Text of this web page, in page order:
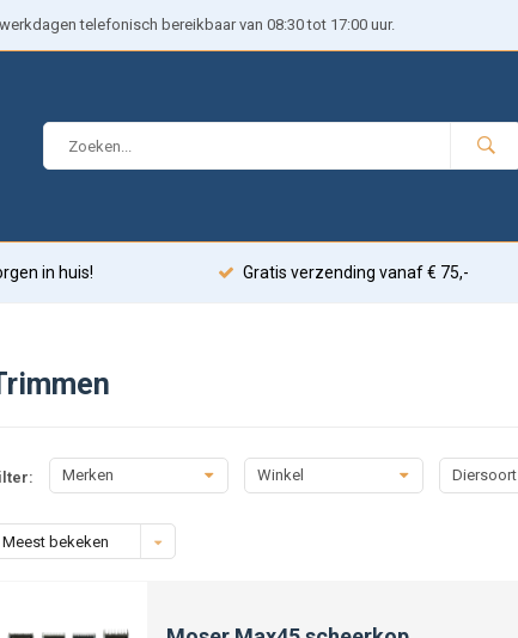
telefonisch bereikbaar van 08:30 tot 17:00 uur.
in huis! Gratis verzending vanaf € 75,-
Merken Winkel Diersoort
Meest bekeken